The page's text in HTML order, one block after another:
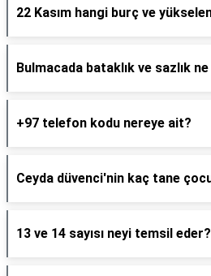
22 Kasım hangi burç ve
Bulmacada bataklık ve sazlık
+97 telefon kodu nereye ait?
Ceyda düvenci'nin kaç tane
13 ve 14 sayısı neyi temsil eder?